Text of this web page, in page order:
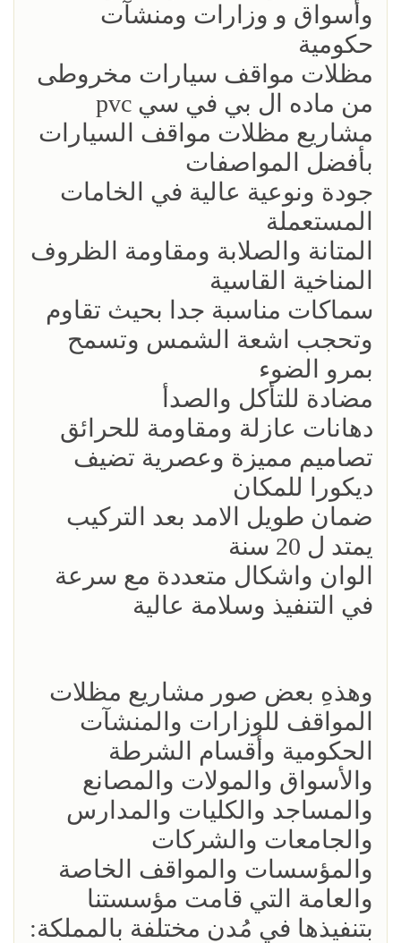
وأسواق و وزارات ومنشآت
حكومية
مظلات مواقف سيارات مخروطى
من ماده ال بي في سي pvc
مشاريع مظلات مواقف السيارات
بأفضل المواصفات
جودة ونوعية عالية في الخامات
المستعملة
المتانة والصلابة ومقاومة الظروف
المناخية القاسية
سماكات مناسبة جدا بحيث تقاوم
وتحجب اشعة الشمس وتسمح
بمرو الضوء
مضادة للتأكل والصدأ
دهانات عازلة ومقاومة للحرائق
تصاميم مميزة وعصرية تضيف
ديكورا للمكان
ضمان طويل الامد بعد التركيب
يمتد ل 20 سنة
الوان واشكال متعددة مع سرعة
في التنفيذ وسلامة عالية
وهذهِ بعض صور مشاريع مظلات
المواقف للوزارات والمنشآت
الحكومية وأقسام الشرطة
والأسواق والمولات والمصانع
والمساجد والكليات والمدارس
والجامعات والشركات
والمؤسسات والمواقف الخاصة
والعامة التي قامت مؤسستنا
بتنفيذها في مُدن مختلفة بالمملكة: